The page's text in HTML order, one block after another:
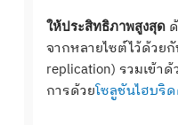
ให้ประสิทธิภาพสูงสุดด้
จากหลายไซต์ไว้ด้วย
replication) รวมเข้า
การด้วยโซลูชันไฮบริ